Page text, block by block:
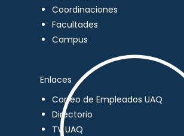
Coordinaciones
Facultades
Campus
Enlaces
Correo de Empleados UAQ
Directorio
TV UAQ